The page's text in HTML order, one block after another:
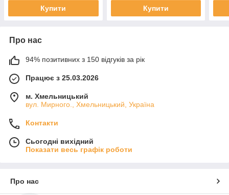
Купити Купити
Про нас
94% позитивних з 150 відгуків за рік
Працює з 25.03.2026
м. Хмельницький
вул. Мирного., Хмельницький, Україна
Контакти
Сьогодні вихідний
Показати весь графік роботи
Про нас